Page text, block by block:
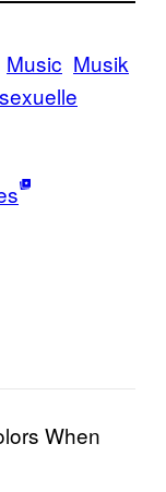
Music Musik
sexuelle